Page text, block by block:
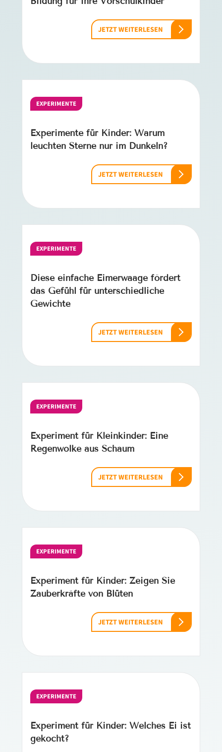
JETZT WEITERLESEN
EXPERIMENTE
Experimente für Kinder: Warum
leuchten Sterne nur im Dunkeln?
JETZT WEITERLESEN
EXPERIMENTE
Diese einfache Eimerwaage fördert
das Gefühl für unterschiedliche
Gewichte
JETZT WEITERLESEN
EXPERIMENTE
Experiment für Kleinkinder: Eine
Regenwolke aus Schaum
JETZT WEITERLESEN
EXPERIMENTE
Experiment für Kinder: Zeigen Sie
Zauberkräfte von Blüten
JETZT WEITERLESEN
EXPERIMENTE
Experiment für Kinder: Welches Ei ist
gekocht?